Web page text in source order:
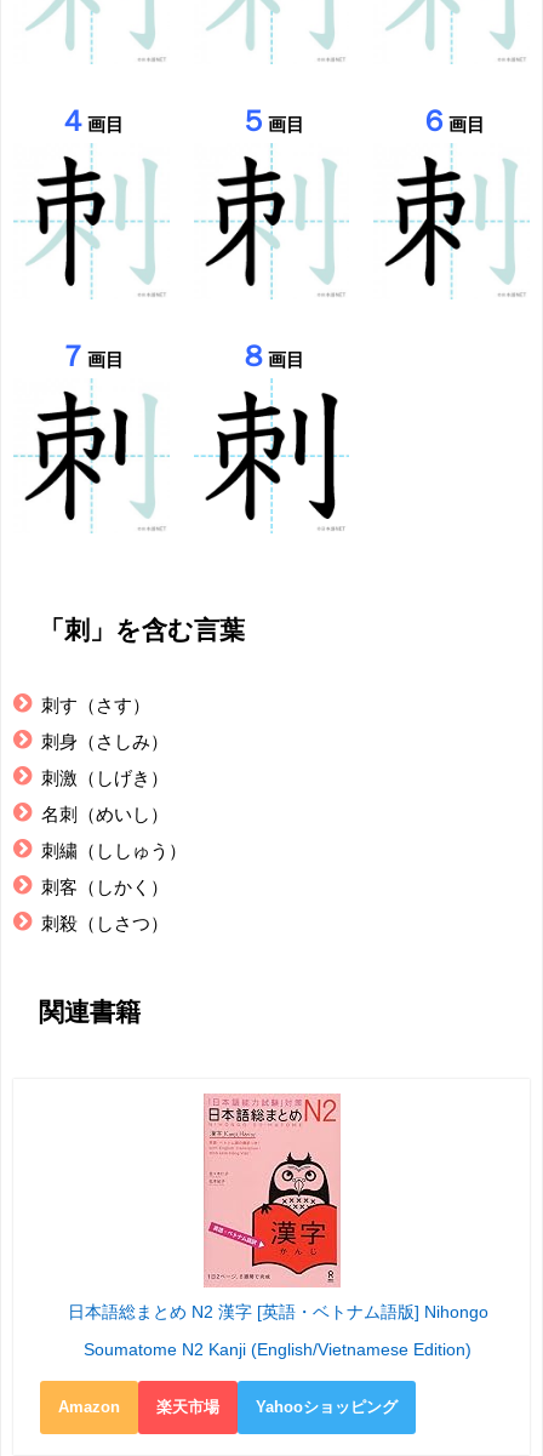
４画目 ５ 画目 ６ 画目
７画目 ８ 画目
「刺」を含む言葉
刺す（さす）
刺身（さしみ）
刺激（しげき）
名刺（めいし）
刺繍（ししゅう）
刺客（しかく）
刺殺（しさつ）
関連書籍
日本語総まとめ N2 漢字 [英語・ベトナム語版] Nihongo
Soumatome N2 Kanji (English/Vietnamese Edition)
Amazon 楽天市場 Yahooショッピング